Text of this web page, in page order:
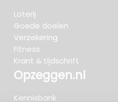
Loterij
Goede doelen
Verzekering
Fitness
Krant & tijdschrift
Opzeggen.nl
Kennisbank